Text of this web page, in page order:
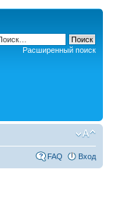
Расширенный поиск
FAQ Вход